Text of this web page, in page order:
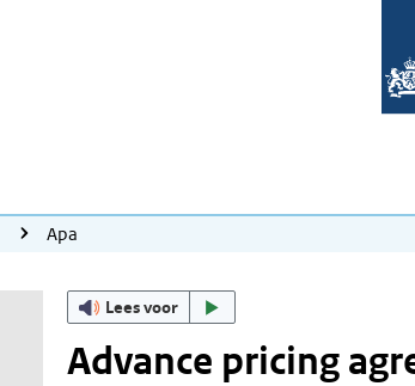
Apa
Lees voor
Advance pricing